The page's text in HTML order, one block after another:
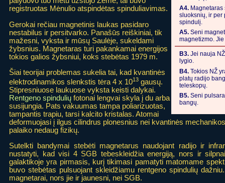
A4. Magnetaras
sluoksnių, ir per
spindulį.
A5. Seni
magnetizmo.
B3. Jei nauja
lygio.
B4. Tokios NŽ
platų radijo
teleskopų.
B5. Seni
bangų.
registruotas Mėnulio atspindėtas spinduliavimas.
Gerokai rečiau magnetinis laukas pasidaro
nestabilus ir persitvarko. Panašūs reiškiniai, tik
mažesni, vyksta ir mūsų Saulėje, sukeldami
žybsnius. Magnetaras turi pakankamai energijos
tokios galios žybsniui, koks stebėtas 1979 m.
Šiai teorijai problemas sukelia tai, kad kvantinės
elektrodinamikos slenkstis tėra 4 x 1013 gausų.
Stipresniuose laukuose vyksta keisti dalykai.
Rentgeno spindulių fotonai lengvai skyla į du arba
susijungia. Pats vakuumas tampa poliarizuotas,
tampantis trapiu, tarsi kalcito kristalas. Atomai
deformuojasi į ilgus cilindrus plonesnius nei kvantinės
palaiko nedaug fizikų.
Sutelkti bandymai stebėti magnetarus naudojant radijo ir
nustatyti, kad visi 4 SGB tebeskleidžia energiją, nors ir
galaktikoje yra pirmasis, kurį tikimasi pamatyti matomame
buvo stebėtas pulsuojant skleidžiamu rentgeno spindulių
magnetarai, nors jie ir jaunesni, nei SGB.